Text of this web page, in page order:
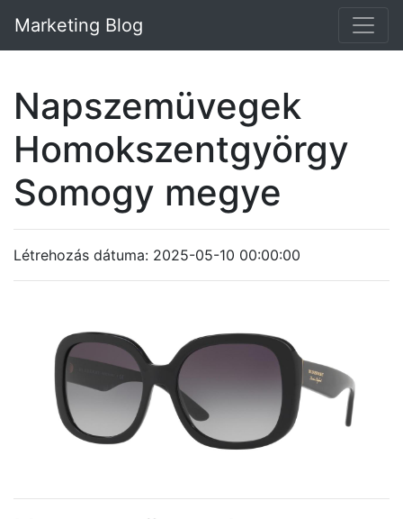
Marketing Blog
Napszemüvegek
Homokszentgyörgy
Somogy megye
Létrehozás dátuma: 2025-05-10 00:00:00